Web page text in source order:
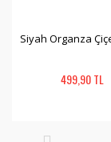
Siyah Organza
499,90 TL